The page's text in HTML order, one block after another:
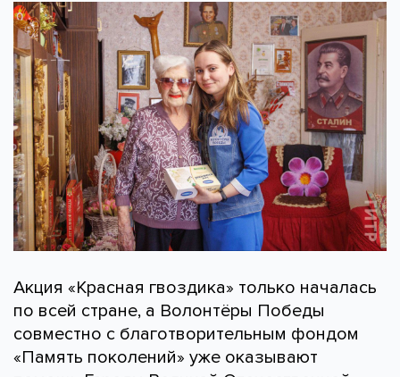
Акция «Красная гвоздика» только началась
по всей стране, а Волонтёры Победы
совместно с благотворительным фондом
«Память поколений» уже оказывают